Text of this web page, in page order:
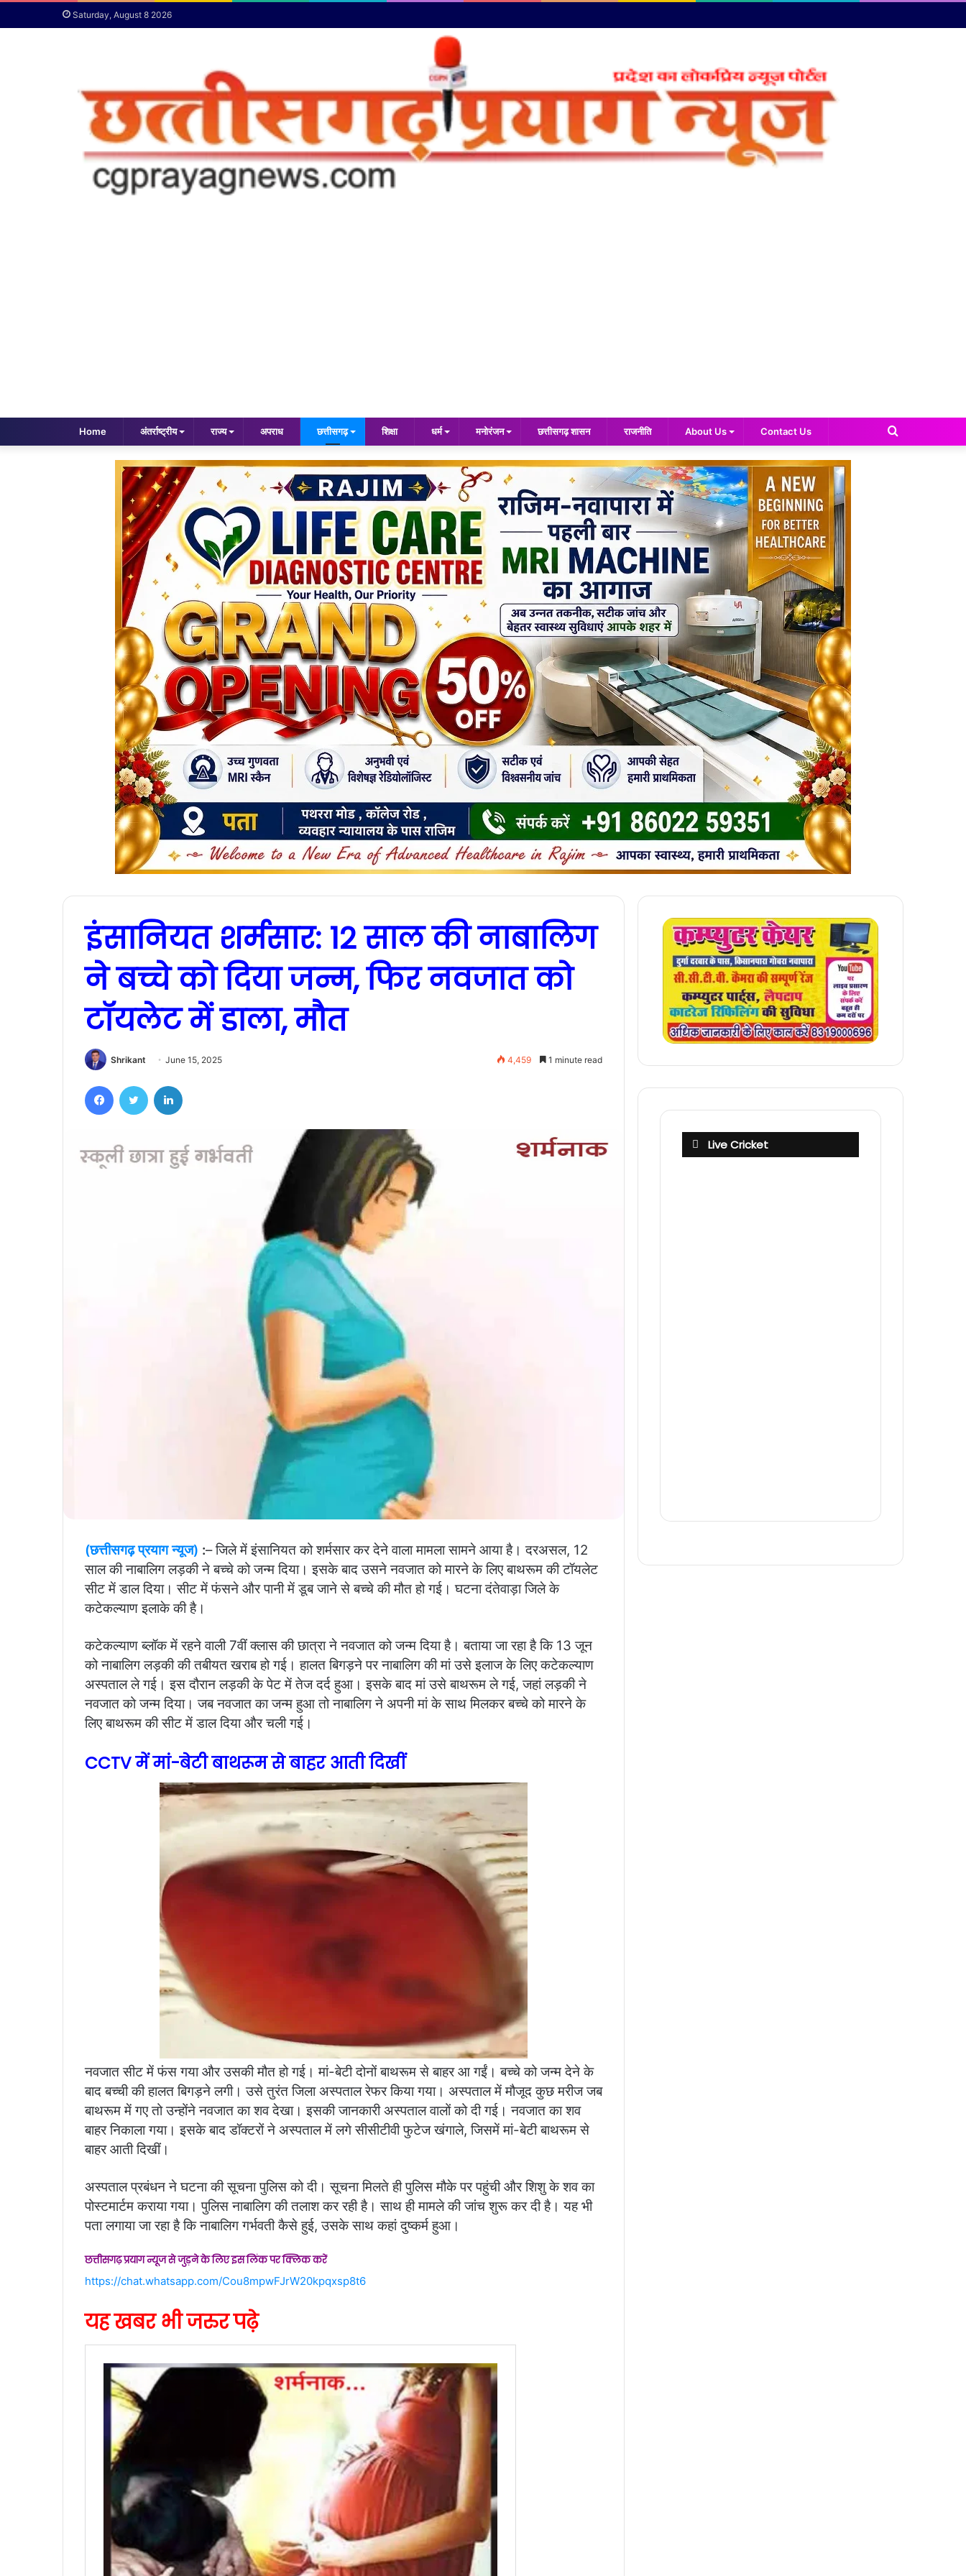
Saturday, August 8 2026
Home अंतर्राष्ट्रीय राज्य अपराध छत्तीसगढ़ शिक्षा धर्म मनोरंजन छत्तीसगढ़ शासन राजनीति About Us Contact Us
Search
इंसानियत शर्मसार: 12 साल की नाबालिग
ने बच्चे को दिया जन्म, फिर नवजात को
टॉयलेट में डाला, मौत
Shrikant June 15, 2025 4,459 1 minute read
(छत्तीसगढ़ प्रयाग न्यूज) :– जिले में इंसानियत को शर्मसार कर देने वाला मामला सामने आया है। दरअसल, 12
साल की नाबालिग लड़की ने बच्चे को जन्म दिया। इसके बाद उसने नवजात को मारने के लिए बाथरूम की टॉयलेट
सीट में डाल दिया। सीट में फंसने और पानी में डूब जाने से बच्चे की मौत हो गई। घटना दंतेवाड़ा जिले के
कटेकल्याण इलाके की है।
कटेकल्याण ब्लॉक में रहने वाली 7वीं क्लास की छात्रा ने नवजात को जन्म दिया है। बताया जा रहा है कि 13 जून
को नाबालिग लड़की की तबीयत खराब हो गई। हालत बिगड़ने पर नाबालिग की मां उसे इलाज के लिए कटेकल्याण
अस्पताल ले गई। इस दौरान लड़की के पेट में तेज दर्द हुआ। इसके बाद मां उसे बाथरूम ले गई, जहां लड़की ने
नवजात को जन्म दिया। जब नवजात का जन्म हुआ तो नाबालिग ने अपनी मां के साथ मिलकर बच्चे को मारने के
लिए बाथरूम की सीट में डाल दिया और चली गई।
CCTV में मां-बेटी बाथरूम से बाहर आती दिखीं
नवजात सीट में फंस गया और उसकी मौत हो गई। मां-बेटी दोनों बाथरूम से बाहर आ गईं। बच्चे को जन्म देने के
बाद बच्ची की हालत बिगड़ने लगी। उसे तुरंत जिला अस्पताल रेफर किया गया। अस्पताल में मौजूद कुछ मरीज जब
बाथरूम में गए तो उन्होंने नवजात का शव देखा। इसकी जानकारी अस्पताल वालों को दी गई। नवजात का शव
बाहर निकाला गया। इसके बाद डॉक्टरों ने अस्पताल में लगे सीसीटीवी फुटेज खंगाले, जिसमें मां-बेटी बाथरूम से
बाहर आती दिखीं।
अस्पताल प्रबंधन ने घटना की सूचना पुलिस को दी। सूचना मिलते ही पुलिस मौके पर पहुंची और शिशु के शव का
पोस्टमार्टम कराया गया। पुलिस नाबालिग की तलाश कर रही है। साथ ही मामले की जांच शुरू कर दी है। यह भी
पता लगाया जा रहा है कि नाबालिग गर्भवती कैसे हुई, उसके साथ कहां दुष्कर्म हुआ।
छत्तीसगढ़ प्रयाग न्यूज से जुड़ने के लिए इस लिंक पर क्लिक करें
https://chat.whatsapp.com/Cou8mpwFJrW20kpqxsp8t6
यह खबर भी जरुर पढ़े
Live Cricket